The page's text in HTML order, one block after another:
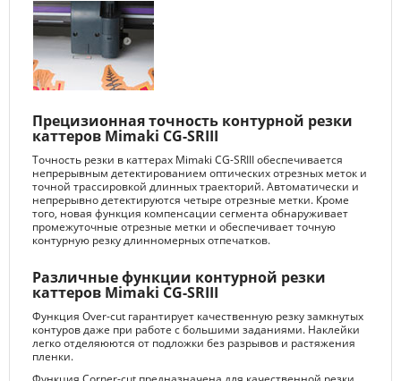
Прецизионная точность контурной резки
каттеров Mimaki CG-SRIII
Точность резки в каттерах Mimaki CG-SRIII обеспечивается
непрерывным детектированием оптических отрезных меток и
точной трассировкой длинных траекторий. Автоматически и
непрерывно детектируются четыре отрезные метки. Кроме
того, новая функция компенсации сегмента обнаруживает
промежуточные отрезные метки и обеспечивает точную
контурную резку длинномерных отпечатков.
Различные функции контурной резки
каттеров Mimaki CG-SRIII
Функция Over-cut гарантирует качественную резку замкнутых
контуров даже при работе с большими заданиями. Наклейки
легко отделяюются от подложки без разрывов и растяжения
пленки.